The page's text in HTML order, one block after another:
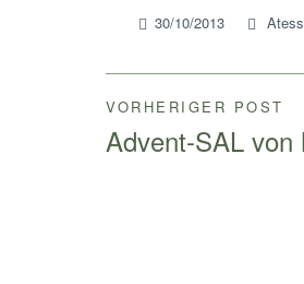
30/10/2013
VORHERIGER POST
Advent-SAL von